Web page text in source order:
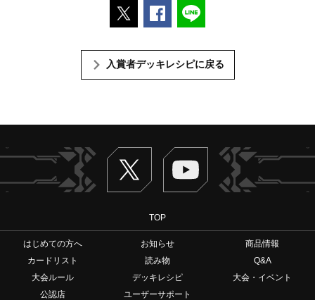
ポストするFacebookでシェアする
入賞者デッキレシピに戻る
Twitter ヴァンガードch
TOP
はじめての方へ お知らせ
商品情報
カードリスト
読み物
Q&A
大会ルール
デッキレシピ
大会・イベント
公認店
ユーザーサポート